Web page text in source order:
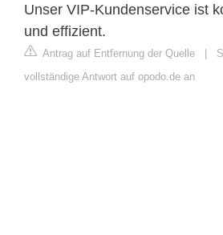
Unser VIP-Kundenservice ist
und effizient.
Antrag auf Entfernung der Quelle |
vollständige Antwort auf opodo.de an